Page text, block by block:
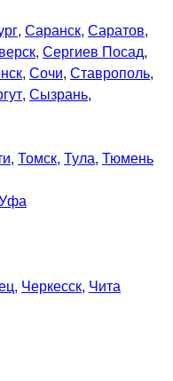
, Саранск, Саратов,
, Сергиев Посад,
, Сочи, Ставрополь,
, Сызрань,
, Томск, Тула, Тюмень
, Черкесск, Чита